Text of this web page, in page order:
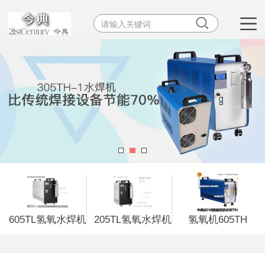
 
605TL氢氧水焊机 205TL氢氧水焊机 氢氧机605TH